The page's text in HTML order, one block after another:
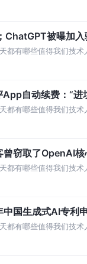
萝卜快跑无人车街头
被曝加入
有哪些值得我们技
赵明：苹果近
自动续费：“进
都有哪些值得我们技
才是智商税
窃取了OpenAI
都有哪些值得我们技
已调离 阿里王坚：
国生成式AI专利
都有哪些值得我们技
淘宝「小